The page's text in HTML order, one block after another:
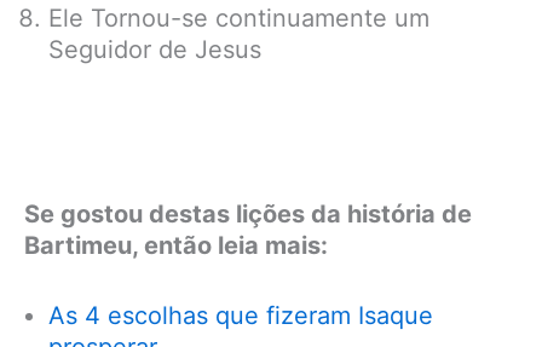
Ele Tornou-se continuamente um
Seguidor de Jesus
Se gostou destas lições da história de
Bartimeu, então leia mais:
As 4 escolhas que fizeram Isaque